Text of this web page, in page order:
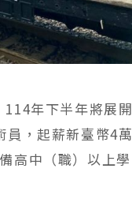
年下半年將展開
員，起薪新臺幣4萬
高中（職）以上學